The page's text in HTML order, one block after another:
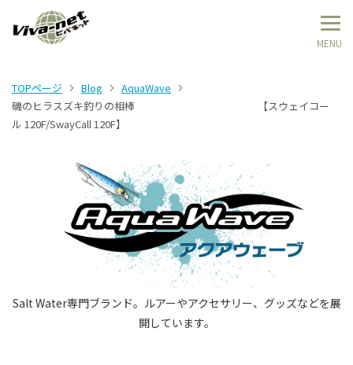
TOPページ Blog
AquaWave
磯のヒラスズキ釣りの相棒 【スウェイコー
ル 120F/SwayCall 120F】
Salt Water専門ブランド。ルアーやアクセサリー、グッズなどを展
開しています。